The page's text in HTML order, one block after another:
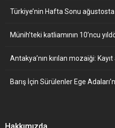
Türkiye’nin Hafta Sonu
Münih’teki katliamının 10’ncu
Antakya’nın kırılan mozaiği:
Barış İçin Sürülenler Ege
Hakkımızda